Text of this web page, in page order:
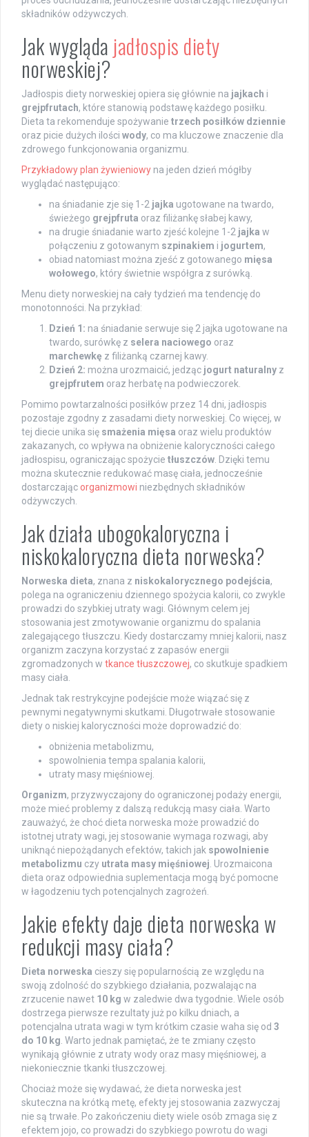
składników odżywczych.
Jak wygląda jadłospis diety
norweskiej?
Jadłospis diety norweskiej opiera się głównie na jajkach i
grejpfrutach, które stanowią podstawę każdego posiłku.
Dieta ta rekomenduje spożywanie trzech posiłków dziennie
oraz picie dużych ilości wody, co ma kluczowe znaczenie dla
zdrowego funkcjonowania organizmu.
Przykładowy plan żywieniowy na jeden dzień mógłby
wyglądać następująco:
na śniadanie zje się 1-2 jajka ugotowane na twardo,
świeżego grejpfruta oraz filiżankę słabej kawy,
na drugie śniadanie warto zjeść kolejne 1-2 jajka w
połączeniu z gotowanym szpinakiem i jogurtem,
obiad natomiast można zjeść z gotowanego mięsa
wołowego, który świetnie współgra z surówką.
Menu diety norweskiej na cały tydzień ma tendencję do
monotonności. Na przykład:
Dzień 1: na śniadanie serwuje się 2 jajka ugotowane na
twardo, surówkę z selera naciowego oraz
marchewkę z filiżanką czarnej kawy.
Dzień 2: można urozmaicić, jedząc jogurt naturalny z
grejpfrutem oraz herbatę na podwieczorek.
Pomimo powtarzalności posiłków przez 14 dni, jadłospis
pozostaje zgodny z zasadami diety norweskiej. Co więcej, w
tej diecie unika się smażenia mięsa oraz wielu produktów
zakazanych, co wpływa na obniżenie kaloryczności całego
jadłospisu, ograniczając spożycie tłuszczów . Dzięki temu
można skutecznie redukować masę ciała, jednocześnie
dostarczającorganizmowi niezbędnych składników
odżywczych.
Jak działa ubogokaloryczna i
niskokaloryczna dieta norweska?
Norweska dieta, znana z niskokalorycznego podejścia,
polega na ograniczeniu dziennego spożycia kalorii, co zwykle
prowadzi do szybkiej utraty wagi. Głównym celem jej
stosowania jest zmotywowanie organizmu do spalania
zalegającego tłuszczu. Kiedy dostarczamy mniej kalorii, nasz
organizm zaczyna korzystać z zapasów energii
zgromadzonych w tkance tłuszczowej, co skutkuje spadkiem
masy ciała.
Jednak tak restrykcyjne podejście może wiązać się z
pewnymi negatywnymi skutkami. Długotrwałe stosowanie
diety o niskiej kaloryczności może doprowadzić do:
obniżenia metabolizmu,
spowolnienia tempa spalania kalorii,
utraty masy mięśniowej.
Organizm, przyzwyczajony do ograniczonej podaży energii,
może mieć problemy z dalszą redukcją masy ciała. Warto
zauważyć, że choć dieta norweska może prowadzić do
istotnej utraty wagi, jej stosowanie wymaga rozwagi, aby
uniknąć niepożądanych efektów, takich jak spowolnienie
metabolizmu czy utrata masy mięśniowej . Urozmaicona
dieta oraz odpowiednia suplementacja mogą być pomocne
w łagodzeniu tych potencjalnych zagrożeń.
Jakie efekty daje dieta norweska w
redukcji masy ciała?
Dieta norweska cieszy się popularnością ze względu na
swoją zdolność do szybkiego działania, pozwalając na
zrzucenie nawet 10 kg w zaledwie dwa tygodnie. Wiele osób
dostrzega pierwsze rezultaty już po kilku dniach, a
potencjalna utrata wagi w tym krótkim czasie waha się od 3
do 10 kg . Warto jednak pamiętać, że te zmiany często
wynikają głównie z utraty wody oraz masy mięśniowej, a
niekoniecznie tkanki tłuszczowej.
Chociaż może się wydawać, że dieta norweska jest
skuteczna na krótką metę, efekty jej stosowania zazwyczaj
nie są trwałe. Po zakończeniu diety wiele osób zmaga się z
efektem jojo, co prowadzi do szybkiego powrotu do wagi